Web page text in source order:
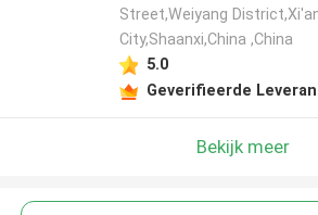
Street,Weiyang
City,Shaanxi,China ,China
5.0
Geverifieerde
Bekijk meer